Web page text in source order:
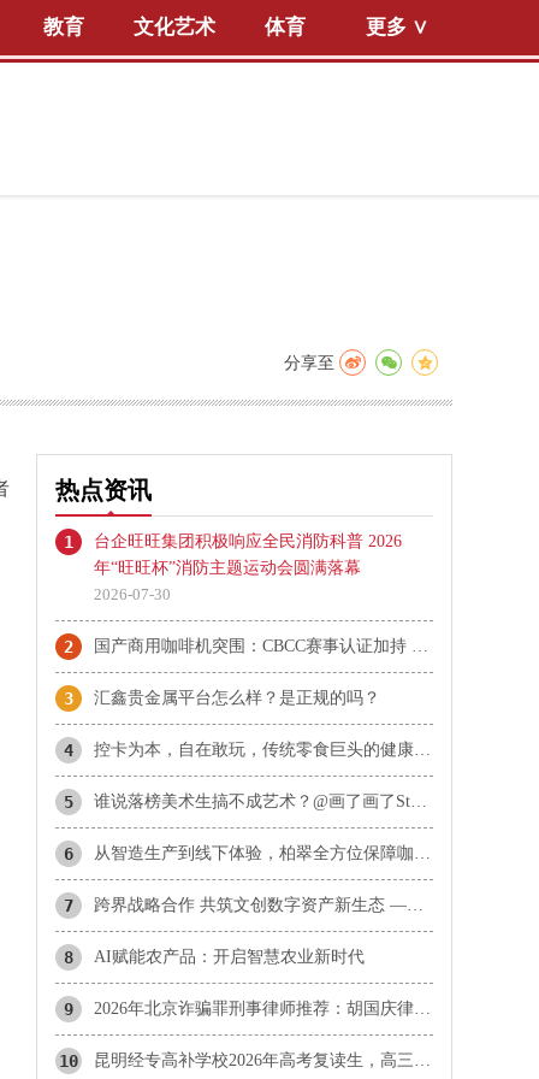
教育 文化艺术 体育 更多 ∨
分享至
热点资讯
1
台企旺旺集团积极响应全民消防科普 2026
年“旺旺杯”消防主题运动会圆满落幕
2026-07-30
2 国产商用咖啡机突围：CBCC赛事认证加持 柏翠天工Plus成咖啡机推荐热门
3 汇鑫贵金属平台怎么样？是正规的吗？
4 控卡为本，自在敢玩，传统零食巨头的健康赛道长期主义实践
5 谁说落榜美术生搞不成艺术？@画了画了Stone 带着上百张“神作”，约你北京见！
6 从智造生产到线下体验，柏翠全方位保障咖啡机使用品质
7 ​跨界战略合作 共筑文创数字资产新生态 ——携手探索文化数字化战略落地新范式
8 AI赋能农产品：开启智慧农业新时代
9 2026年北京诈骗罪刑事律师推荐：胡国庆律师合同诈骗与诈骗罪辩护方向分析
10 昆明经专高补学校2026年高考复读生，高三应届冲刺生，艺术文化体育生招生公告